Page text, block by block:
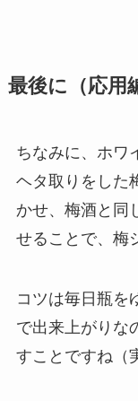
最後に（応用
ちなみに、ホワ
ヘタ取りをした
かせ、梅酒と同
せることで、梅
コツは毎日瓶を
で出来上がりな
すことですね（